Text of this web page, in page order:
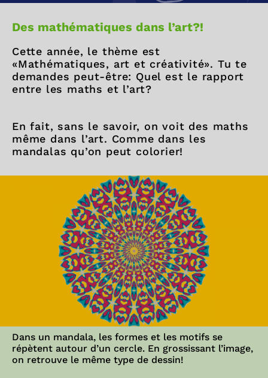
Des mathématiques dans l’art?!
Cette année, le thème est
«Mathématiques, art et créativité». Tu te
demandes peut-être: Quel est le rapport
entre les maths et l’art?
En fait, sans le savoir, on voit des maths
même dans l’art. Comme dans les
mandalas qu’on peut colorier!
Dans un mandala, les formes et les motifs se
répètent autour d’un cercle. En grossissant l’image,
on retrouve le même type de dessin!